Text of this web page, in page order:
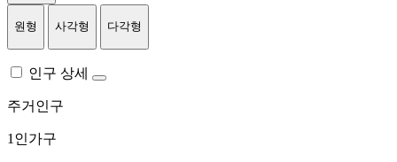
원형 사각형 다각형
인구 상세
주거인구
1인가구